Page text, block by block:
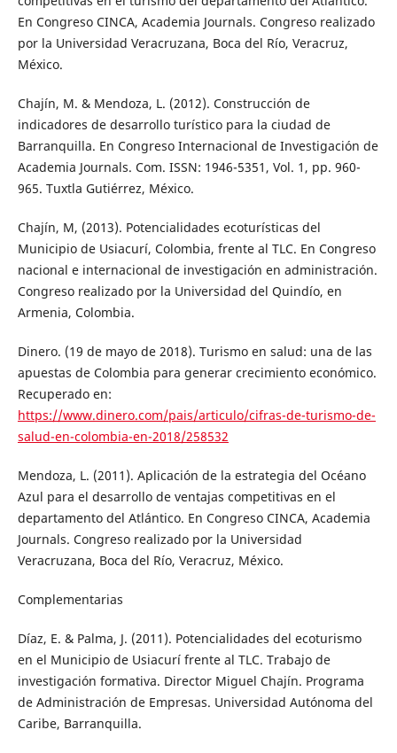
En Congreso CINCA, Academia Journals. Congreso realizado
por la Universidad Veracruzana, Boca del Río, Veracruz,
México.
Chajín, M. & Mendoza, L. (2012). Construcción de
indicadores de desarrollo turístico para la ciudad de
Barranquilla. En Congreso Internacional de Investigación de
Academia Journals. Com. ISSN: 1946-5351, Vol. 1, pp. 960-
965. Tuxtla Gutiérrez, México.
Chajín, M, (2013). Potencialidades ecoturísticas del
Municipio de Usiacurí, Colombia, frente al TLC. En Congreso
nacional e internacional de investigación en administración.
Congreso realizado por la Universidad del Quindío, en
Armenia, Colombia.
Dinero. (19 de mayo de 2018). Turismo en salud: una de las
apuestas de Colombia para generar crecimiento económico.
Recuperado en:
https://www.dinero.com/pais/articulo/cifras-de-turismo-de-
salud-en-colombia-en-2018/258532
Mendoza, L. (2011). Aplicación de la estrategia del Océano
Azul para el desarrollo de ventajas competitivas en el
departamento del Atlántico. En Congreso CINCA, Academia
Journals. Congreso realizado por la Universidad
Veracruzana, Boca del Río, Veracruz, México.
Complementarias
Díaz, E. & Palma, J. (2011). Potencialidades del ecoturismo
en el Municipio de Usiacurí frente al TLC. Trabajo de
investigación formativa. Director Miguel Chajín. Programa
de Administración de Empresas. Universidad Autónoma del
Caribe, Barranquilla.